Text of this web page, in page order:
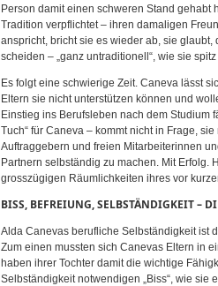
Person damit einen schweren Stand gehabt
Tradition verpflichtet – ihren damaligen
anspricht, bricht sie es wieder ab, sie
scheiden – „ganz untraditionell“, wie sie
Es folgt eine schwierige Zeit. Caneva lässt
Eltern sie nicht unterstützen können und
Einstieg ins Berufsleben nach dem Studium
Tuch“ für Caneva – kommt nicht in Frage,
Auftraggebern und freien Mitarbeiterinnen
Partnern selbständig zu machen. Mit Erfolg.
grosszügigen Räumlichkeiten ihres vor
BISS, BEFREIUNG, SELBSTÄNDIGKEIT –
Alda Canevas berufliche Selbständigkeit ist
Zum einen mussten sich Canevas Eltern in
haben ihrer Tochter damit die wichtige
Selbständigkeit notwendigen „Biss“, wie sie